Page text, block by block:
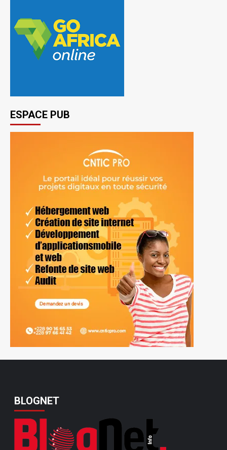
ESPACE PUB
BLOGNET